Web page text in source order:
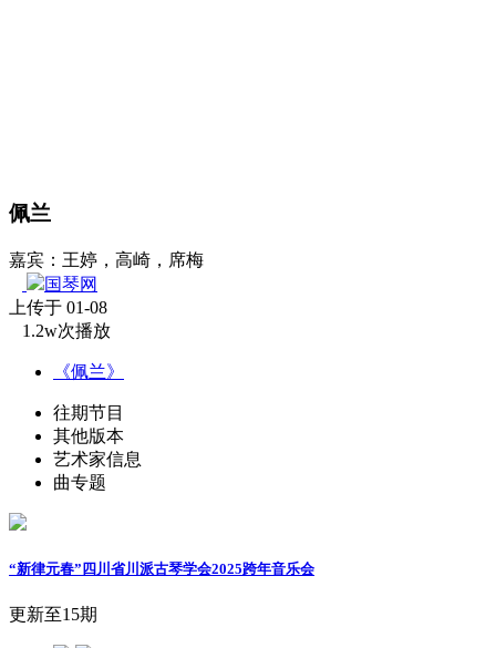
佩兰
嘉宾：王婷，高崎，席梅
国琴网
上传于 01-08
1.2w次播放
《佩兰》
往期节目
其他版本
艺术家信息
曲专题
“新律元春”四川省川派古琴学会2025跨年音乐会
更新至15期